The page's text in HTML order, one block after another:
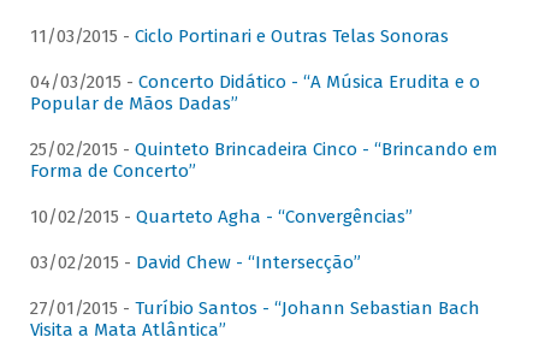
11/03/2015 - Ciclo Portinari e Outras Telas Sonoras
04/03/2015 - Concerto Didático - “A Música Erudita e o
Popular de Mãos Dadas”
25/02/2015 - Quinteto Brincadeira Cinco - “Brincando em
Forma de Concerto”
10/02/2015 - Quarteto Agha - “Convergências”
03/02/2015 - David Chew - “Intersecção”
27/01/2015 - Turíbio Santos - “Johann Sebastian Bach
Visita a Mata Atlântica”